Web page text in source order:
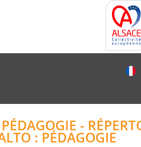
-
: PÉDAGOGIE